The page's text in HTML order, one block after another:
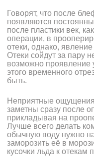
Говорят, что после
появляются
после пластики век,
операции, в
отеки, однако,
Отеки сойдут за пару
возможно проявление
этого временного
быть.
Неприятные ощущения
заметны сразу после
прикладывая на
Лучше всего делать
обычную воду нужно
заморозить её в
кусочки льда к отекам